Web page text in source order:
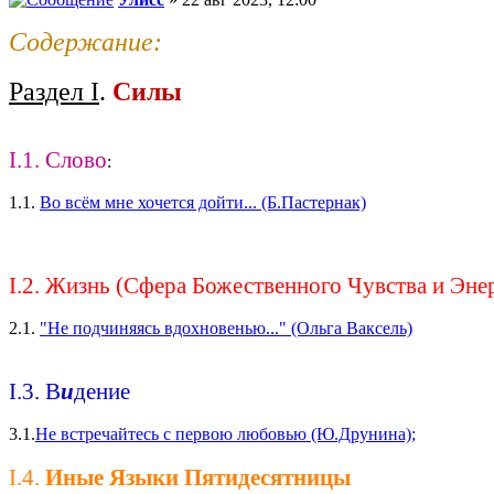
Содержание:
Раздел I. Силы
I.1. Слово:
1.1. Во всём мне хочется дойти... (Б.Пастернак)
I.2. Жизнь (Сфера Божественного Чувства и
2.1. "Не подчиняясь вдохновенью..." (Ольга Ваксель)
I.3. Видение
3.1.Не встречайтесь с первою любовью (Ю.Друнина);
I.4. Иные Языки Пятидесятницы